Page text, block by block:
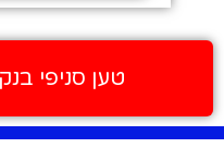
טען סניפי